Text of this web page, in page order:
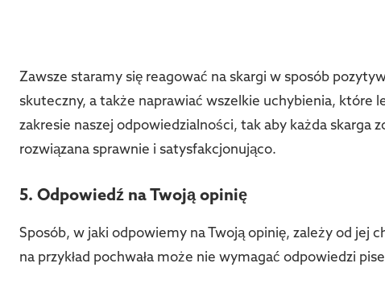
Zawsze staramy się reagować na skargi w sposób
skuteczny, a także naprawiać wszelkie uchybienia, które
zakresie naszej odpowiedzialności, tak aby każda skarga
rozwiązana sprawnie i satysfakcjonująco.
5. Odpowiedź na Twoją opinię
Sposób, w jaki odpowiemy na Twoją opinię, zależy od jej
na przykład pochwała może nie wymagać odpowiedzi